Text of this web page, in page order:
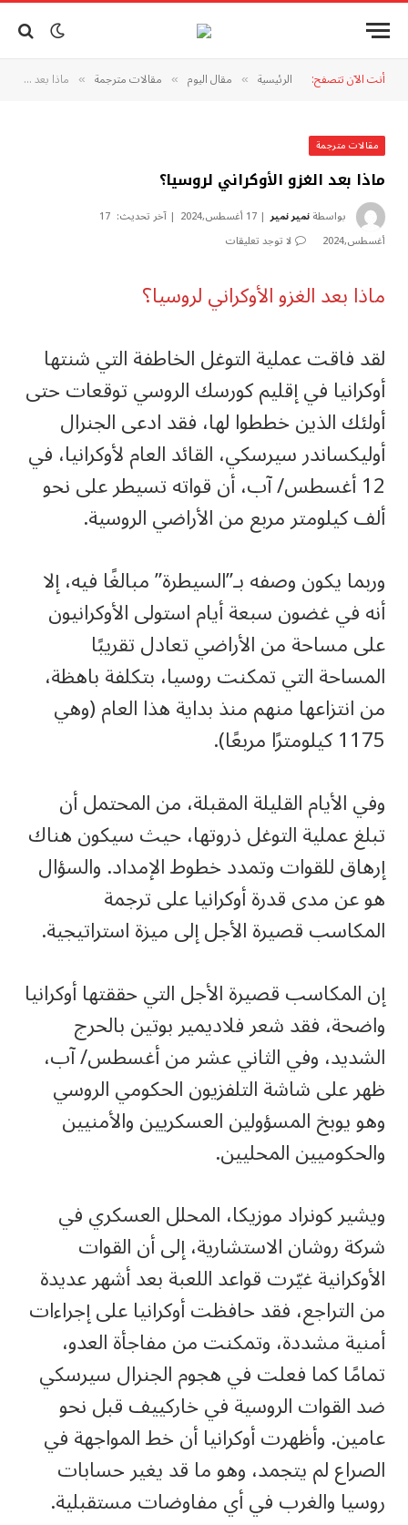
أنت الآن تتصفح: الرئيسية » مقال اليوم » مقالات مترجمة » ماذا بعد الغزو الأوكراني لروسيا؟
مقالات مترجمة
ماذا بعد الغزو الأوكراني لروسيا؟
بواسطةنمير نمير 17 أغسطس,2024 آخر تحديث: 17
أغسطس,2024
لا توجد تعليقات
ماذا بعد الغزو الأوكراني لروسيا؟
لقد فاقت عملية التوغل الخاطفة التي شنتها
أوكرانيا في إقليم كورسك الروسي توقعات حتى
أولئك الذين خططوا لها، فقد ادعى الجنرال
أوليكساندر سيرسكي، القائد العام لأوكرانيا، في
12 أغسطس/ آب، أن قواته تسيطر على نحو
ألف كيلومتر مربع من الأراضي الروسية.
وربما يكون وصفه بـ”السيطرة” مبالغًا فيه، إلا
أنه في غضون سبعة أيام استولى الأوكرانيون
على مساحة من الأراضي تعادل تقريبًا
المساحة التي تمكنت روسيا، بتكلفة باهظة،
من انتزاعها منهم منذ بداية هذا العام (وهي
1175 كيلومترًا مربعًا).
وفي الأيام القليلة المقبلة، من المحتمل أن
تبلغ عملية التوغل ذروتها، حيث سيكون هناك
إرهاق للقوات وتمدد خطوط الإمداد. والسؤال
هو عن مدى قدرة أوكرانيا على ترجمة
المكاسب قصيرة الأجل إلى ميزة استراتيجية.
إن المكاسب قصيرة الأجل التي حققتها أوكرانيا
واضحة، فقد شعر فلاديمير بوتين بالحرج
الشديد، وفي الثاني عشر من أغسطس/ آب،
ظهر على شاشة التلفزيون الحكومي الروسي
وهو يوبخ المسؤولين العسكريين والأمنيين
والحكوميين المحليين.
ويشير كونراد موزيكا، المحلل العسكري في
شركة روشان الاستشارية، إلى أن القوات
الأوكرانية غيّرت قواعد اللعبة بعد أشهر عديدة
من التراجع، فقد حافظت أوكرانيا على إجراءات
أمنية مشددة، وتمكنت من مفاجأة العدو،
تمامًا كما فعلت في هجوم الجنرال سيرسكي
ضد القوات الروسية في خاركييف قبل نحو
عامين. وأظهرت أوكرانيا أن خط المواجهة في
الصراع لم يتجمد، وهو ما قد يغير حسابات
روسيا والغرب في أي مفاوضات مستقبلية.